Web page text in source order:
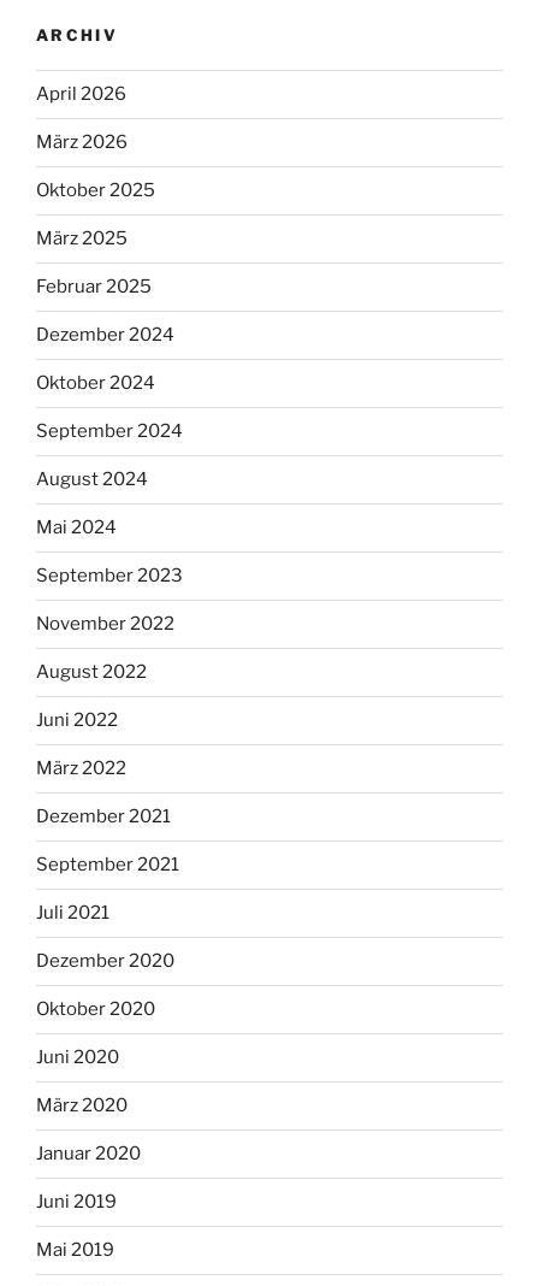
ARCHIV
April 2026
März 2026
Oktober 2025
März 2025
Februar 2025
Dezember 2024
Oktober 2024
September 2024
August 2024
Mai 2024
September 2023
November 2022
August 2022
Juni 2022
März 2022
Dezember 2021
September 2021
Juli 2021
Dezember 2020
Oktober 2020
Juni 2020
März 2020
Januar 2020
Juni 2019
Mai 2019